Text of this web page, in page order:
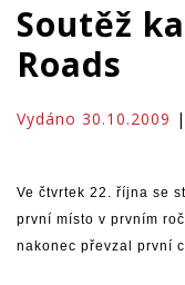
Soutěž
Roads
Vydáno 30.10.2009
Ve čtvrtek 22. října se
první místo v prvním
nakonec převzal první